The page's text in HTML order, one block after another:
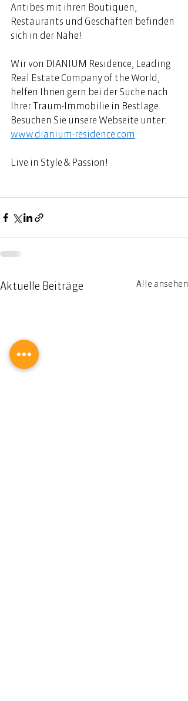
Antibes mit ihren Boutiquen,
Restaurants und Geschäften befinden
sich in der Nähe!
Wir von DIANIUM Residence, Leading
Real Estate Company of the World,
helfen Ihnen gern bei der Suche nach
Ihrer Traum-Immobilie in Bestlage.
Besuchen Sie unsere Webseite unter:
www.dianium-residence.com
Live in Style & Passion!
Aktuelle Beiträge Alle ansehen